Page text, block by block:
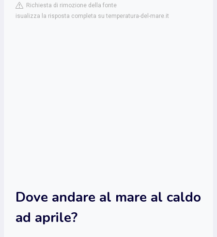
Richiesta di rimozione della fonte
isualizza la risposta completa su temperatura-del-mare.it
Dove andare al mare al caldo
ad aprile?